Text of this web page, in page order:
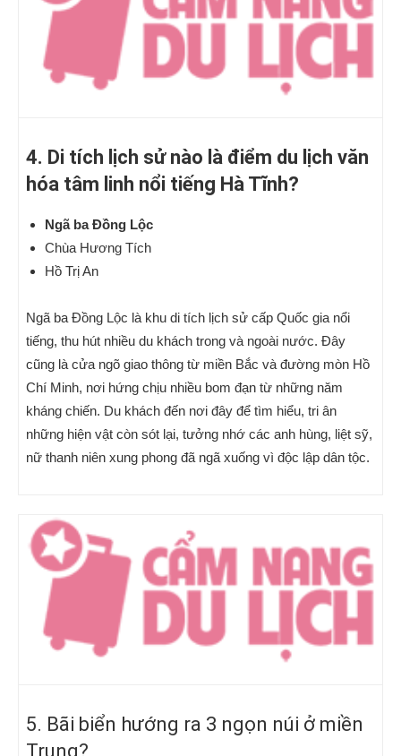
4. Di tích lịch sử nào là điểm du lịch văn
hóa tâm linh nổi tiếng Hà Tĩnh?
Ngã ba Đồng Lộc
Chùa Hương Tích
Hồ Trị An
Ngã ba Đồng Lộc là khu di tích lịch sử cấp Quốc gia nổi
tiếng, thu hút nhiều du khách trong và ngoài nước. Đây
cũng là cửa ngõ giao thông từ miền Bắc và đường mòn Hồ
Chí Minh, nơi hứng chịu nhiều bom đạn từ những năm
kháng chiến. Du khách đến nơi đây để tìm hiểu, tri ân
những hiện vật còn sót lại, tưởng nhớ các anh hùng, liệt sỹ,
nữ thanh niên xung phong đã ngã xuống vì độc lập dân tộc.
5. Bãi biển hướng ra 3 ngọn núi ở miền
Trung?